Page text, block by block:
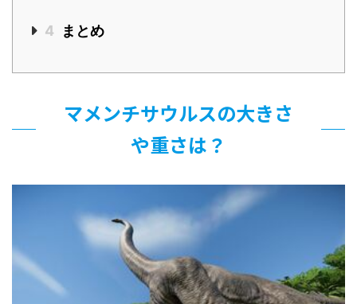
4 まとめ
マメンチサウルスの大きさ
や重さは？